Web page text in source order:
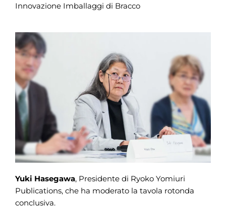
Innovazione Imballaggi di Bracco
Yuki Hasegawa, Presidente di Ryoko Yomiuri
Publications, che ha moderato la tavola rotonda
conclusiva.